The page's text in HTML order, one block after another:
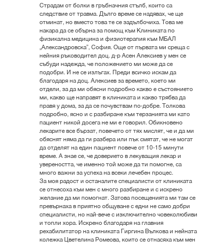
Страдам от болки в гръбначния стълб, които са
следствие от травма. Дълго време се надявах, че ще
отминат, но вместо това те се задълбочиха. Това ме
накара да се обърна за помощ към Клиниката по
физикална медицина и физиотерапия към МБАЛ
„Александровска”, София. Още от първата ми среща с
нейния ръководител доц. д-р Асен Алексиев у мен се
събуди надежда, че положението ми може да се
подобри. И не се излъгах. Преди всичко искам да
благодаря на доц. Алексиев за времето, което ми
отдели, за да ми обясни подробно какво е състоянието
ми, какво ще направят в клиниката и какво трябва да
правя у дома, за да се почувствам по-добре. Толкова
подробно, ясно и с разбиране към терзанията ми като
пациент никой досега не ми е говорил. Обикновено
лекарите все бързат, повечето от тях мислят, че и да ми
обяснят няма да ги разбера или пък смятат, че не могат
да отделят на един пациент повече от 10-15 минути
време. А знае се, че доверието в лекуващия лекар и
увереността, че именно той може да ти помогне, са
много важни за успеха на всеки лечебен процес.
За моя радост и останалите специалисти от клиниката
се отнесоха към мен с много разбиране и с искрено
желание да ми помогнат. Затова посещенията ми там се
превърнаха в приятно общуване с едни не само добри
специалисти, но най-вече с изключително човеколюбиви
и топли хора. Искрено благодаря на главния
рехабилитатор на клиниката Гиргина Вълкова и нейната
колежка Цветелина Ромеова, които се отнасяха към мен